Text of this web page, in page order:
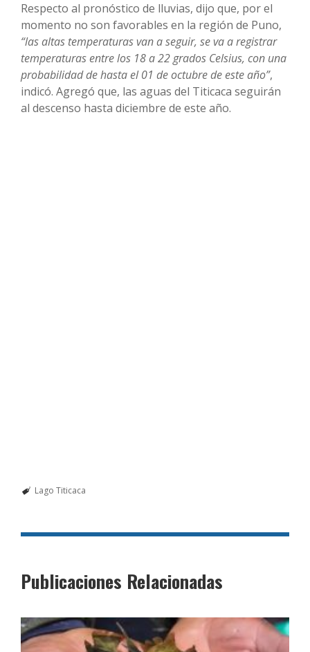
Respecto al pronóstico de lluvias, dijo que, por el
momento no son favorables en la región de Puno,
“las altas temperaturas van a seguir, se va a registrar
temperaturas entre los 18 a 22 grados Celsius, con una
probabilidad de hasta el 01 de octubre de este año”,
indicó. Agregó que, las aguas del Titicaca seguirán
al descenso hasta diciembre de este año.
Lago Titicaca
Publicaciones Relacionadas